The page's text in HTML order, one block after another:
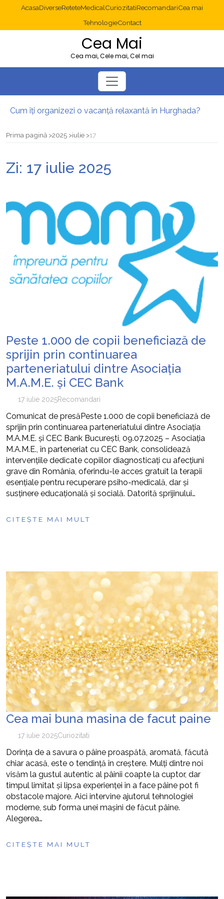
AcasaDiverseReteteMedicalCuriozitatiRecomandariCea mai
TehnologieContact
Cea Mai
Cea mai, Cele mai, Cel mai
Cum îți organizezi o vacanță relaxantă în Hurghada?
Diverticulita: când este necesară operația?
Prima pagină 2025 iulie 17
Zi: 17 iulie 2025
Peste 1.000 de copii beneficiază de
sprijin prin continuarea
parteneriatului dintre Asociația
M.A.M.E. și CEC Bank
17 iulie 2025Recomandari
Comunicat de presăPeste 1.000 de copii beneficiază de
sprijin prin continuarea parteneriatului dintre Asociația
M.A.M.E. și CEC Bank București, 09.07.2025 – Asociația
M.A.M.E., în parteneriat cu CEC Bank, consolidează
intervențiile dedicate copiilor diagnosticați cu afecțiuni
grave din România, oferindu-le acces gratuit la terapii
esențiale pentru recuperare psiho-medicală, dar și
susținere educațională și socială. Datorită sprijinului…
CITEȘTE MAI MULT
Cea mai buna masina de facut paine
17 iulie 2025Curiozitati
Dorința de a savura o pâine proaspătă, aromată, făcută
chiar acasă, este o tendință în creștere. Mulți dintre noi
visăm la gustul autentic al pâinii coapte la cuptor, dar
timpul limitat și lipsa experienței în a face pâine pot fi
obstacole majore. Aici intervine ajutorul tehnologiei
moderne, sub forma unei mașini de făcut pâine.
Alegerea…
CITEȘTE MAI MULT